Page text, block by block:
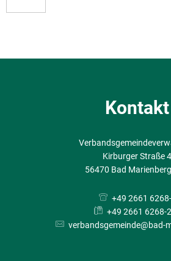
Kontakt
Kirburger Straße 4
56470 Bad Marienberg
+49 2661
+49 2661 6268-
verbandsgemeinde@bad-